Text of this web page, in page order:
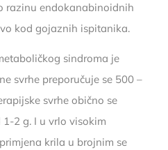
razinu endokanabinoidnih
kod gojaznih ispitanika.
sindroma je
svrhe preporučuje se 500 –
svrhe obično se
2 g. I u vrlo visokim
krila u brojnim se